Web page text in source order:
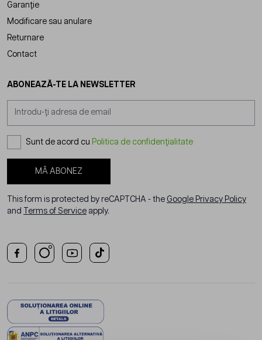
Garanție
Modificare sau anulare
Returnare
Contact
ABONEAZĂ-TE LA NEWSLETTER
Sunt de acord cu Politica de confidențialitate
MĂ ABONEZ
This form is protected by reCAPTCHA - the Google Privacy Policy
and
Terms of Service apply.